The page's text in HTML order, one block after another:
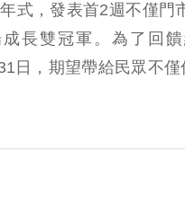
式，發表首2週不僅門
長雙冠軍。為了回
日，期望帶給民眾不僅